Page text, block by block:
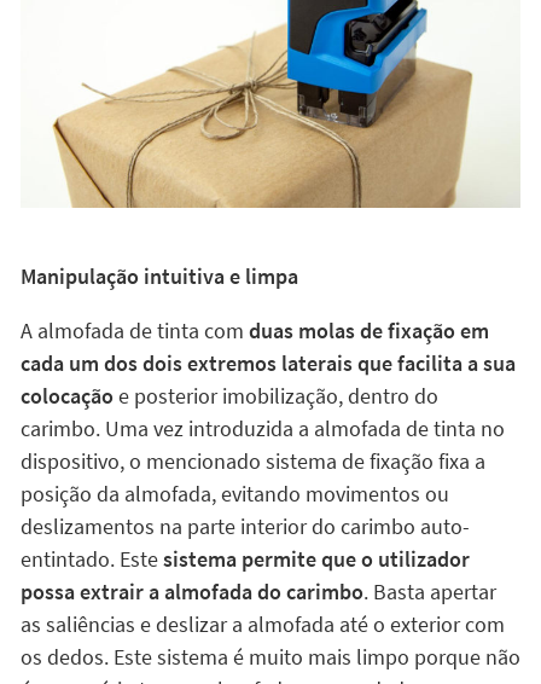
Manipulação intuitiva e limpa
A almofada de tinta com
duas molas de fixação em
cada um dos dois extremos laterais que facilita a sua
carimbo. Uma vez introduzida a almofada de tinta no
dispositivo, o mencionado sistema de fixação fixa a
posição da almofada, evitando movimentos ou
deslizamentos na parte interior do carimbo auto-
entintado. Estesistema permite que o utilizador
possa extrair a almofada do carimbo. Basta apertar
as saliências e deslizar a almofada até o exterior com
os dedos. Este sistema é muito mais limpo porque não
é necessário tocar a almofada com os dedos.